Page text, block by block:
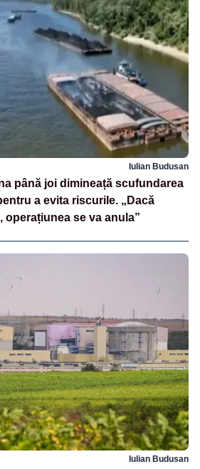
Iulian Budusan
până joi dimineață scufundarea
a evita riscurile. „Dacă
operațiunea se va anula”
Iulian Budusan